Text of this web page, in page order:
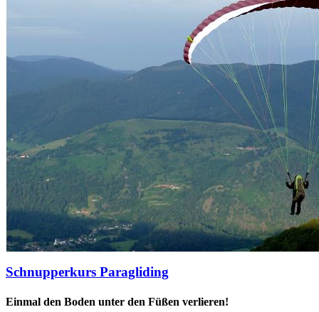
Schnupperkurs Paragliding
Einmal den Boden unter den Füßen verlieren!